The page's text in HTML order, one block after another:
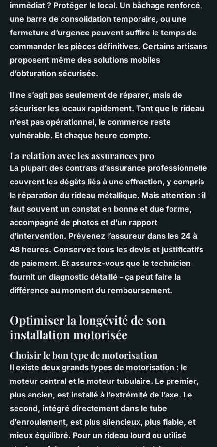
immédiat ? Protéger le local. Un bâchage renforcé,
une barre de consolidation temporaire, ou une
fermeture d’urgence peuvent suffire le temps de
commander les pièces définitives. Certains artisans
proposent même des solutions mobiles
d’obturation sécurisée.
Il ne s’agit pas seulement de réparer, mais de
sécuriser les locaux rapidement. Tant que le rideau
n’est pas opérationnel, le commerce reste
vulnérable. Et chaque heure compte.
La relation avec les assurances pro
La plupart des contrats d’assurance professionnelle
couvrent les dégâts liés à une effraction, y compris
la réparation du rideau métallique. Mais attention : il
faut souvent un constat en bonne et due forme,
accompagné de photos et d’un rapport
d’intervention. Prévenez l’assureur dans les 24 à
48 heures. Conservez tous les devis et justificatifs
de paiement. Et assurez-vous que le technicien
fournit un diagnostic détaillé - ça peut faire la
différence au moment du remboursement.
Optimiser la longévité de son
installation motorisée
Choisir le bon type de motorisation
Il existe deux grands types de motorisation : le
moteur central et le moteur tubulaire. Le premier,
plus ancien, est installé à l’extrémité de l’axe. Le
second, intégré directement dans le tube
d’enroulement, est plus silencieux, plus fiable, et
mieux équilibré. Pour un rideau lourd ou utilisé